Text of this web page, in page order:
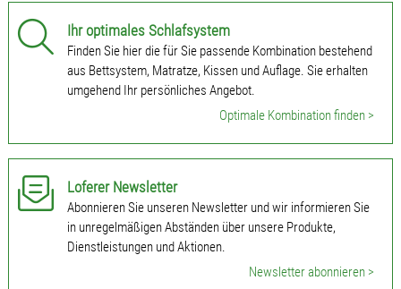
Ihr optimales Schlafsystem
Finden Sie hier die für Sie passende Kombination bestehend
aus Bettsystem, Matratze, Kissen und Auflage. Sie erhalten
umgehend Ihr persönliches Angebot.
Optimale Kombination finden >
Loferer Newsletter
Abonnieren Sie unseren Newsletter und wir informieren Sie
in unregelmäßigen Abständen über unsere Produkte,
Dienstleistungen und Aktionen.
Newsletter abonnieren >